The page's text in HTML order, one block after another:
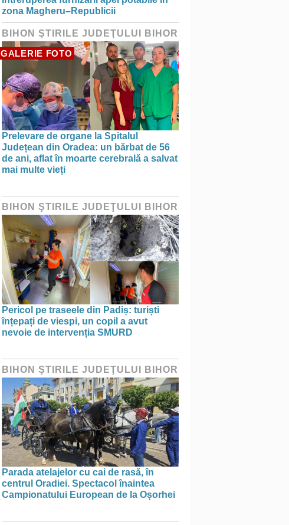
zona Magheru–Republicii
BIHON ŞTIRILE JUDEŢULUI BIHOR
GALERIE FOTO
Prelevare de organe la Spitalul
Județean din Oradea: un bărbat de 56
de ani, aflat în moarte cerebrală a salvat
mai multe vieți
BIHON ŞTIRILE JUDEŢULUI BIHOR
Pericol pe traseele din Padiș: turiști
înțepați de viespi, un copil a avut
nevoie de intervenția SMURD
BIHON ŞTIRILE JUDEŢULUI BIHOR
Parada atelajelor cu cai de rasă, în
centrul Oradiei. Spectacol înaintea
Campionatului European de la Oșorhei